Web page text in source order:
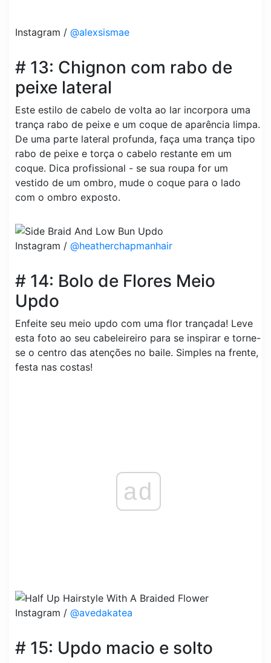
Instagram / @alexsismae
# 13: Chignon com rabo de
peixe lateral
Este estilo de cabelo de volta ao lar incorpora uma
trança rabo de peixe e um coque de aparência limpa.
De uma parte lateral profunda, faça uma trança tipo
rabo de peixe e torça o cabelo restante em um
coque. Dica profissional - se sua roupa for um
vestido de um ombro, mude o coque para o lado
com o ombro exposto.
Instagram / @heatherchapmanhair
# 14: Bolo de Flores Meio
Updo
Enfeite seu meio updo com uma flor trançada! Leve
esta foto ao seu cabeleireiro para se inspirar e torne-
se o centro das atenções no baile. Simples na frente,
festa nas costas!
ad
Instagram / @avedakatea
# 15: Updo macio e solto